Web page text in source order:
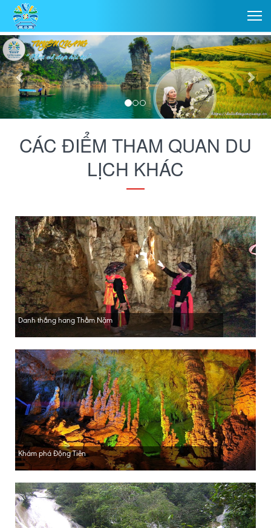
CÁC ĐIỂM THAM QUAN DU
LỊCH KHÁC
Danh thắng hang Thẳm Nặm
Khám phá Động Tiên